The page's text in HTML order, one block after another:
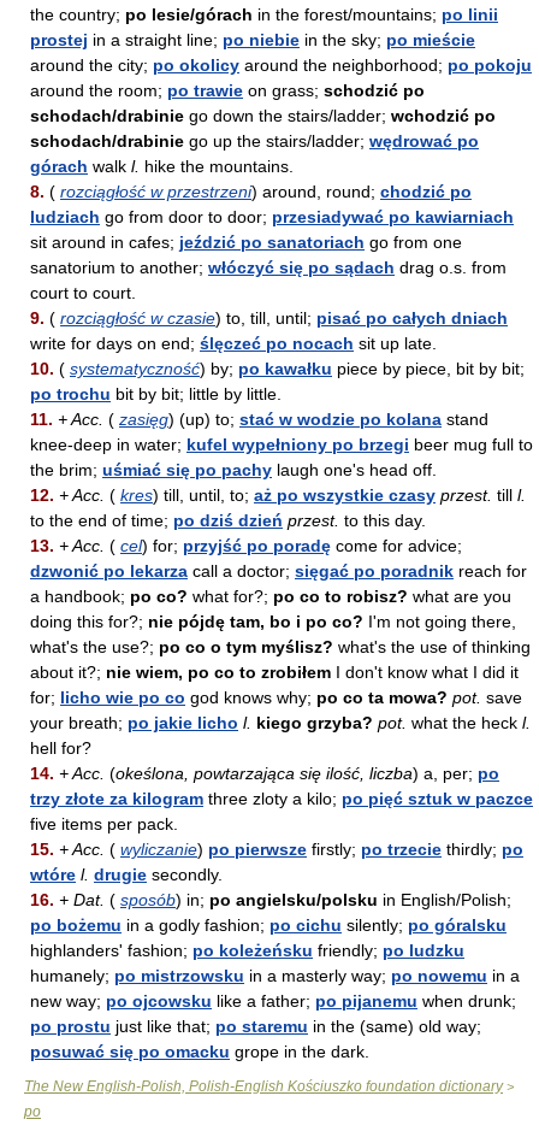
the country; po lesie/górach in the forest/mountains; po linii
prostej in a straight line; po niebie in the sky; po mieście
around the city; po okolicy around the neighborhood; po pokoju
around the room; po trawie on grass; schodzić po
schodach/drabinie go down the stairs/ladder; wchodzić po
schodach/drabinie go up the stairs/ladder; wędrować po
górach walk l. hike the mountains.
8. ( rozciągłość w przestrzeni) around, round; chodzić po
ludziach go from door to door; przesiadywać po kawiarniach
sit around in cafes; jeździć po sanatoriach go from one
sanatorium to another; włóczyć się po sądach drag o.s. from
court to court.
9. ( rozciągłość w czasie) to, till, until; pisać po całych dniach
write for days on end; ślęczeć po nocach sit up late.
10. ( systematyczność) by; po kawałku piece by piece, bit by bit;
po trochu bit by bit; little by little.
11. + Acc. ( zasięg) (up) to; stać w wodzie po kolana stand
knee-deep in water; kufel wypełniony po brzegi beer mug full to
the brim; uśmiać się po pachy laugh one's head off.
12. + Acc. ( kres) till, until, to; aż po wszystkie czasy przest. till l.
to the end of time; po dziś dzień przest. to this day.
13. + Acc. ( cel) for; przyjść po poradę come for advice;
dzwonić po lekarza call a doctor; sięgać po poradnik reach for
a handbook; po co? what for?; po co to robisz? what are you
doing this for?; nie pójdę tam, bo i po co? I'm not going there,
what's the use?; po co o tym myślisz? what's the use of thinking
about it?; nie wiem, po co to zrobiłem I don't know what I did it
for; licho wie po co god knows why; po co ta mowa? pot. save
your breath; po jakie licho l. kiego grzyba? pot. what the heck l.
hell for?
14. + Acc. (okeślona, powtarzająca się ilość, liczba) a, per; po
trzy złote za kilogram three zloty a kilo; po pięć sztuk w paczce
five items per pack.
15. + Acc. ( wyliczanie) po pierwsze firstly; po trzecie thirdly; po
wtóre l. drugie secondly.
16. + Dat. ( sposób) in; po angielsku/polsku in English/Polish;
po bożemu in a godly fashion; po cichu silently; po góralsku
highlanders' fashion; po koleżeńsku friendly; po ludzku
humanely; po mistrzowsku in a masterly way; po nowemu in a
new way; po ojcowsku like a father; po pijanemu when drunk;
po prostu just like that; po staremu in the (same) old way;
posuwać się po omacku grope in the dark.
The New English-Polish, Polish-English Kościuszko foundation dictionary>
po